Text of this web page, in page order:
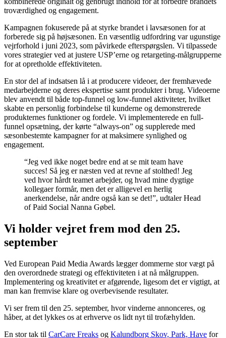
Succesen bag kampagnen ligger i en to-spors videostrategi, der
troværdighed og engagement.
Kampagnen fokuserede på at styrke brandet i lavsæsonen for at
forberede sig på højsæsonen. En væsentlig udfordring var ugunstige
vejrforhold i juni 2023, som påvirkede efterspørgslen. Vi tilpassede
for at opretholde effektiviteten.
En stor del af indsatsen lå i at producere videoer, der fremhævede
medarbejderne og deres ekspertise samt produkter i brug. Videoerne
blev anvendt til både top-funnel og low-funnel aktiviteter, hvilket
skabte en personlig forbindelse til kunderne og demonstrerede
produkternes funktioner og fordele. Vi implementerede en full-
funnel opsætning, der kørte “always-on” og supplerede med
engagement.
“Jeg ved ikke noget bedre end at se mit team have
succes! Så jeg er næsten ved at revne af stolthed! Jeg
ved hvor hårdt teamet arbejder, og hvad mine dygtige
kollegaer formår, men det er alligevel en herlig
of Paid Social Nanna Gøbel.
Vi holder vejret frem mod den 25.
september
Ved European Paid Media Awards lægger dommerne stor vægt på
den overordnede strategi og effektiviteten i at nå målgruppen.
man kan fremvise klare og overbevisende resultater.